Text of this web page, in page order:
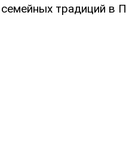
традиций в